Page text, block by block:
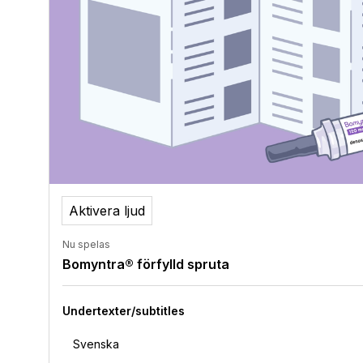
Aktivera ljud
Nu spelas
Bomyntra® förfylld spruta
Undertexter/subtitles
Svenska